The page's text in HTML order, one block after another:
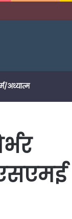
अध्यात्म